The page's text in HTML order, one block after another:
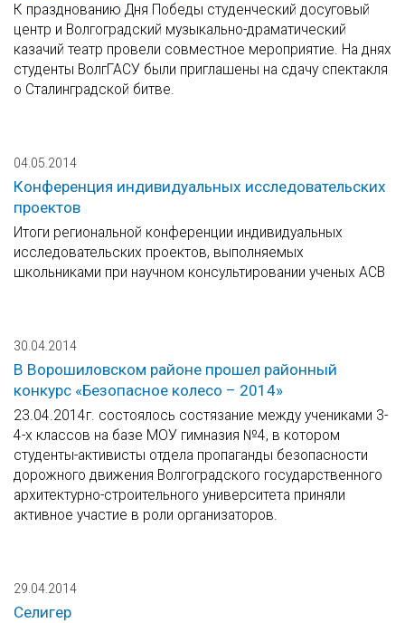
К празднованию Дня Победы студенческий досуговый
центр и Волгоградский музыкально-драматический
казачий театр провели совместное мероприятие. На днях
студенты ВолгГАСУ были приглашены на сдачу спектакля
о Сталинградской битве.
04.05.2014
Конференция индивидуальных исследовательских
проектов
Итоги региональной конференции индивидуальных
исследовательских проектов, выполняемых
школьниками при научном консультировании ученых АСВ
30.04.2014
В Ворошиловском районе прошел районный
конкурс «Безопасное колесо – 2014»
23.04.2014г. состоялось состязание между учениками 3-
4-х классов на базе МОУ гимназия №4, в котором
студенты-активисты отдела пропаганды безопасности
дорожного движения Волгоградского государственного
архитектурно-строительного университета приняли
активное участие в роли организаторов.
29.04.2014
Селигер